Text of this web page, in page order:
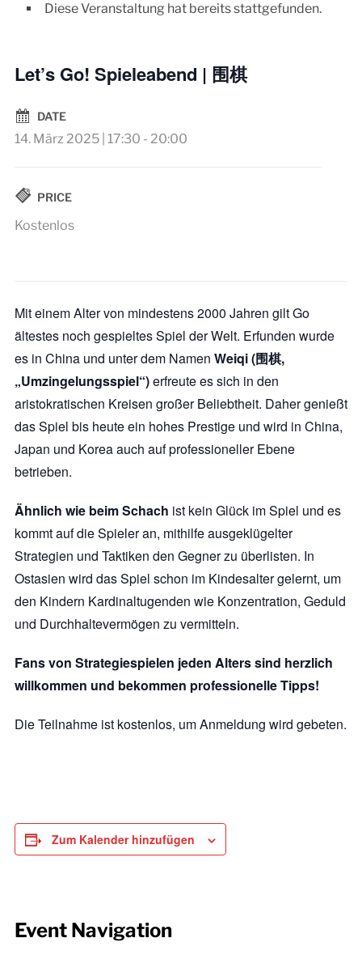
Diese Veranstaltung hat bereits stattgefunden.
Let’s Go! Spieleabend | 围棋
DATE
14. März 2025 | 17:30 - 20:00
PRICE
Kostenlos
Mit einem Alter von mindestens 2000 Jahren gilt Go
ältestes noch gespieltes Spiel der Welt. Erfunden wurde
es in China und unter dem Namen Weiqi (围棋,
„Umzingelungsspiel“)erfreute es sich in den
aristokratischen Kreisen großer Beliebtheit. Daher genießt
das Spiel bis heute ein hohes Prestige und wird in China,
Japan und Korea auch auf professioneller Ebene
betrieben.
Ähnlich wie beim Schach ist kein Glück im Spiel und es
kommt auf die Spieler an, mithilfe ausgeklügelter
Strategien und Taktiken den Gegner zu überlisten. In
Ostasien wird das Spiel schon im Kindesalter gelernt, um
den Kindern Kardinaltugenden wie Konzentration, Geduld
und Durchhaltevermögen zu vermitteln.
Fans von Strategiespielen jeden Alters sind herzlich
willkommen und bekommen professionelle Tipps!
Die Teilnahme ist kostenlos, um Anmeldung wird gebeten.
Zum Kalender hinzufügen
Event Navigation